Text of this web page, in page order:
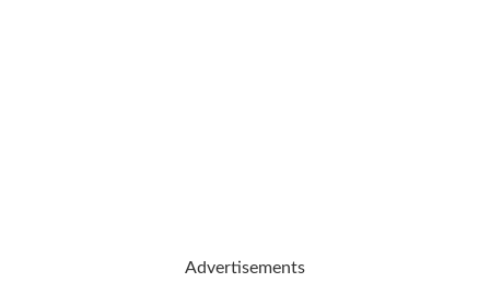
Advertisements